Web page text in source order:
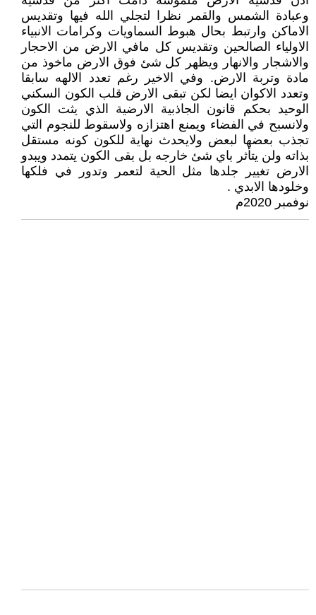
وعبادة الشمس والقمر نظرا لتجلي الله فيها وتقديس
الاماكن وارتبط بحال هبوط السماويات وكرامات الانبياء
الاولياء الصالحين وتقديس كل مافي الارض من الاحجار
والاشجار والانهار ويظهر كل شئ فوق الارض ماخوذ من
مادة وتربة الارض. وفي الاخير رغم تعدد الالهه سابقا
وتعدد الاكوان ايضا لكن تبقى الارض قلب الكون السكني
الوحيد بحكم قانون الجاذبية الارضية الذي يثت الكون
ولانسبح في الفضاء ويمنع اهتزازه ولاسقوط للنجوم التي
تجذب بعضها لبعض ولايحدث نهاية للكون كونه مستقل
بذاته ولن يتأثر باي شئ خارجه بل بقى الكون يتمدد ويبدو
الارض تغيير جلدها مثل الحية لتعمر وتدور في فلكها
وخلودها الابدي .
نوفمبر 2020م